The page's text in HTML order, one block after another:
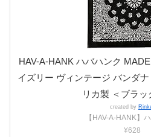
HAV-A-HANK ハバハンク
イズリー ヴィンテージ バンダ
リカ製 ＜ブラッ
created by
【HAV-A-HANK】
¥628